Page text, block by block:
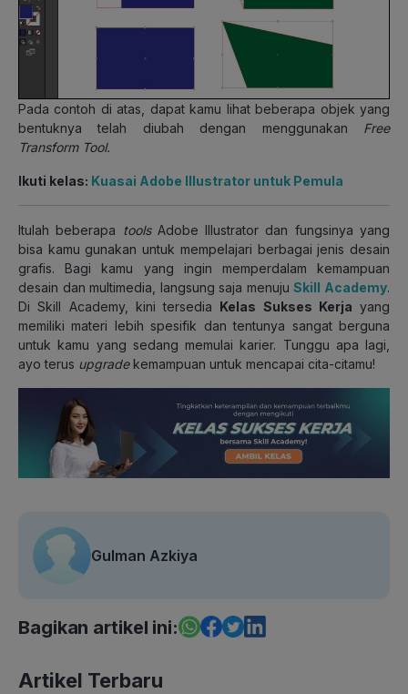
Pada contoh di atas, dapat kamu lihat beberapa objek yang
bentuknya telah diubah dengan menggunakan Free
Transform Tool.
Ikuti kelas: Kuasai Adobe Illustrator untuk Pemula
Itulah beberapa toolsAdobe Illustrator dan fungsinya yang
bisa kamu gunakan untuk mempelajari berbagai jenis desain
grafis. Bagi kamu yang ingin memperdalam kemampuan
desain dan multimedia, langsung saja menujuSkill Academy.
Di Skill Academy, kini tersedia Kelas Sukses Kerja yang
memiliki materi lebih spesifik dan tentunya sangat berguna
untuk kamu yang sedang memulai karier. Tunggu apa lagi,
ayo terus upgradekemampuan untuk mencapai cita-citamu!
Gulman Azkiya
Bagikan artikel ini:
Artikel Terbaru